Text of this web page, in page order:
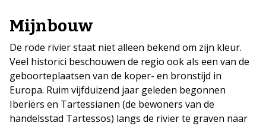
Mijnbouw
De rode rivier staat niet alleen bekend om zijn kleur.
Veel historici beschouwen de regio ook als een van de
geboorteplaatsen van de koper- en bronstijd in
Europa. Ruim vijfduizend jaar geleden begonnen
Iberiërs en Tartessianen (de bewoners van de
handelsstad Tartessos) langs de rivier te graven naar